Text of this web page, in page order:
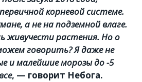
корневой системе.
а не на подземной влаге.
живучести растения. Но о
говорить? Я даже не
и малейшие морозы до -5
, — говорит Небога.